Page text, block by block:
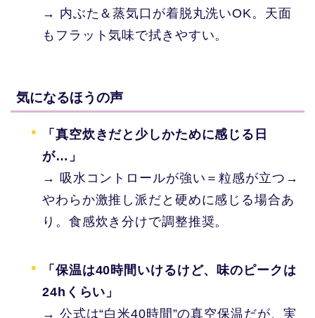
→ 内ぶた＆蒸気口が着脱丸洗いOK。天面
もフラット気味で拭きやすい。
気になるほうの声
「真空炊きだと少しかために感じる日
が…」
→ 吸水コントロールが強い＝粒感が立つ→
やわらか激推し派だと硬めに感じる場合あ
り。食感炊き分けで調整推奨。
「保温は40時間いけるけど、味のピークは
24hくらい」
→ 公式は“白米40時間”の真空保温だが、実